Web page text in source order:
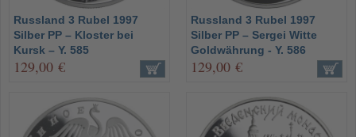
Russland 3 Rubel 1997
Silber PP – Kloster bei
Kursk – Y. 585
129,00 €
Russland 3 Rubel 1997
Silber PP – Sergei Witte
Goldwährung - Y. 586
129,00 €